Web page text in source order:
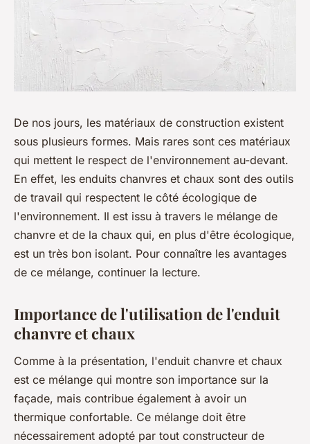
De nos jours, les matériaux de construction existent
sous plusieurs formes. Mais rares sont ces matériaux
qui mettent le respect de l'environnement au-devant.
En effet, les enduits chanvres et chaux sont des outils
de travail qui respectent le côté écologique de
l'environnement. Il est issu à travers le mélange de
chanvre et de la chaux qui, en plus d'être écologique,
est un très bon isolant. Pour connaître les avantages
de ce mélange, continuer la lecture.
Importance de l'utilisation de l'enduit
chanvre et chaux
Comme à la présentation, l'enduit chanvre et chaux
est ce mélange qui montre son importance sur la
façade, mais contribue également à avoir un
thermique confortable. Ce mélange doit être
nécessairement adopté par tout constructeur de